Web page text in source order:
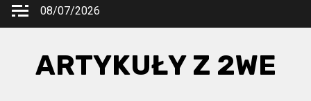
Przejdź
08/07/2026
ARTYKUŁY Z 2WE